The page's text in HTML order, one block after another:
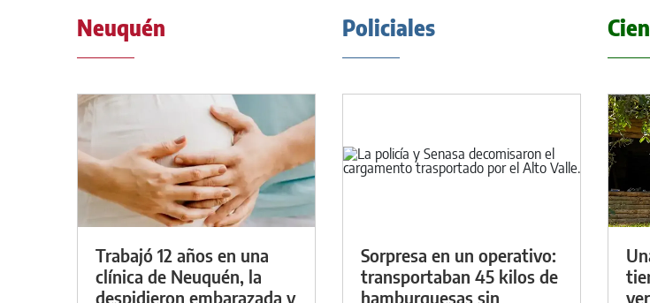
Neuquén
Trabajó 12 años en una
clínica de Neuquén, la
despidieron embarazada y
Policiales
Sorpresa en un operativo:
transportaban 45 kilos de
hamburguesas sin